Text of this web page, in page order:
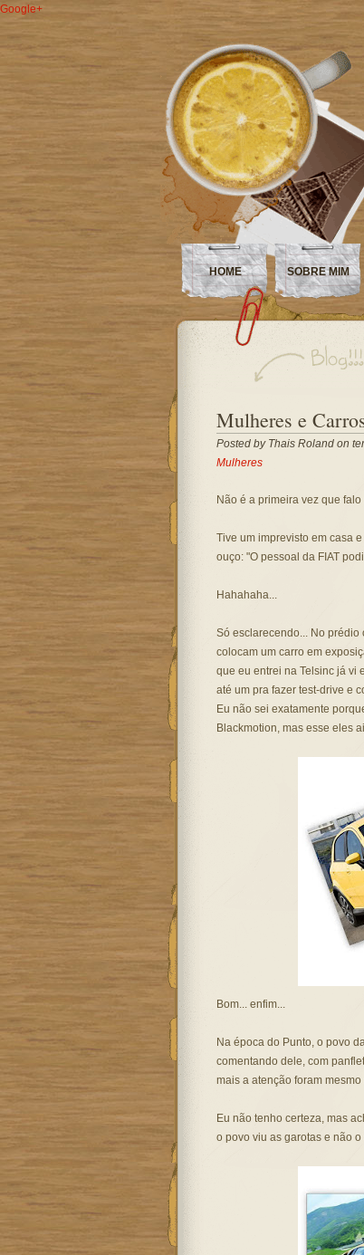
Google+
HOME SOBRE MIM
Mulheres e
Posted by Thais Rolandon
Mulheres
Não é a primeira vez que
Tive um imprevisto em casa
ouço: "O pessoal da FIAT
Hahahaha...
Só esclarecendo... No prédio
colocam um carro em
que eu entrei na Telsinc já vi
até um pra fazer test-drive e
Eu não sei exatamente
Blackmotion, mas esse eles
Bom... enfim...
Na época do Punto, o povo
comentando dele, com
mais a atenção foram
Eu não tenho certeza, mas
o povo viu as garotas e não o